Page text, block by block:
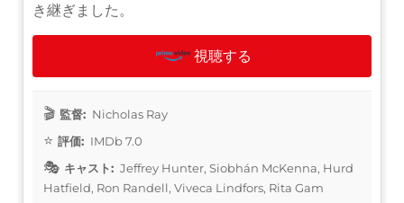
き継ぎました。
視聴する
監督: Nicholas Ray
評価: IMDb 7.0
キャスト: Jeffrey Hunter, Siobhán McKenna, Hurd
Hatfield, Ron Randell, Viveca Lindfors, Rita Gam